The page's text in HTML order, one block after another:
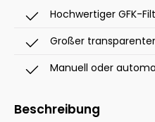
Hochwertiger GFK-
Großer
Manuell oder
Beschreibung